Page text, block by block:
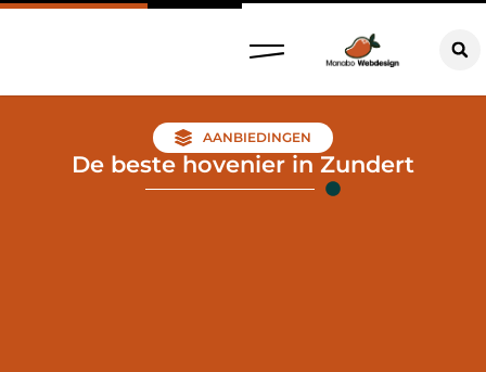
AANBIEDINGEN
De beste hovenier in Zundert